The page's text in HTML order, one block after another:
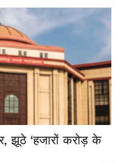
झूठे ‘हजारों करोड़ के